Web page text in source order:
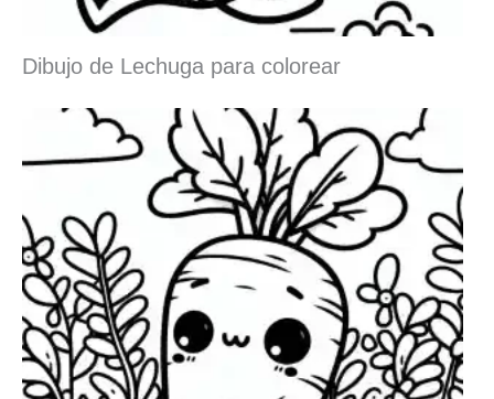
Dibujo de Lechuga para colorear